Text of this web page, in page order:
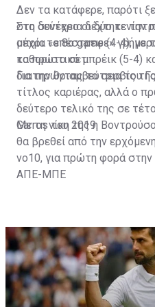
τρόπαιο.
Δεν τα κατάφερε, παρότι
στη συνέχεια δέχτηκε την
οποία «επέστρεψε»
το πρώτο σετ.
Στο δεύτερο οι δύο
μέχρι το 8ο game (4-4), με
καθοριστικό μπρέικ (5-4)
διατηρώντας το σερβίς
Για την θριαμβεύτρια του
τίτλος καριέρας, αλλά ο
δεύτερο τελικό της σε
Garros του 2019.
Με τη νίκη της η
θα βρεθεί από την
νο10, για πρώτη φορά στην
ΑΠΕ-ΜΠΕ